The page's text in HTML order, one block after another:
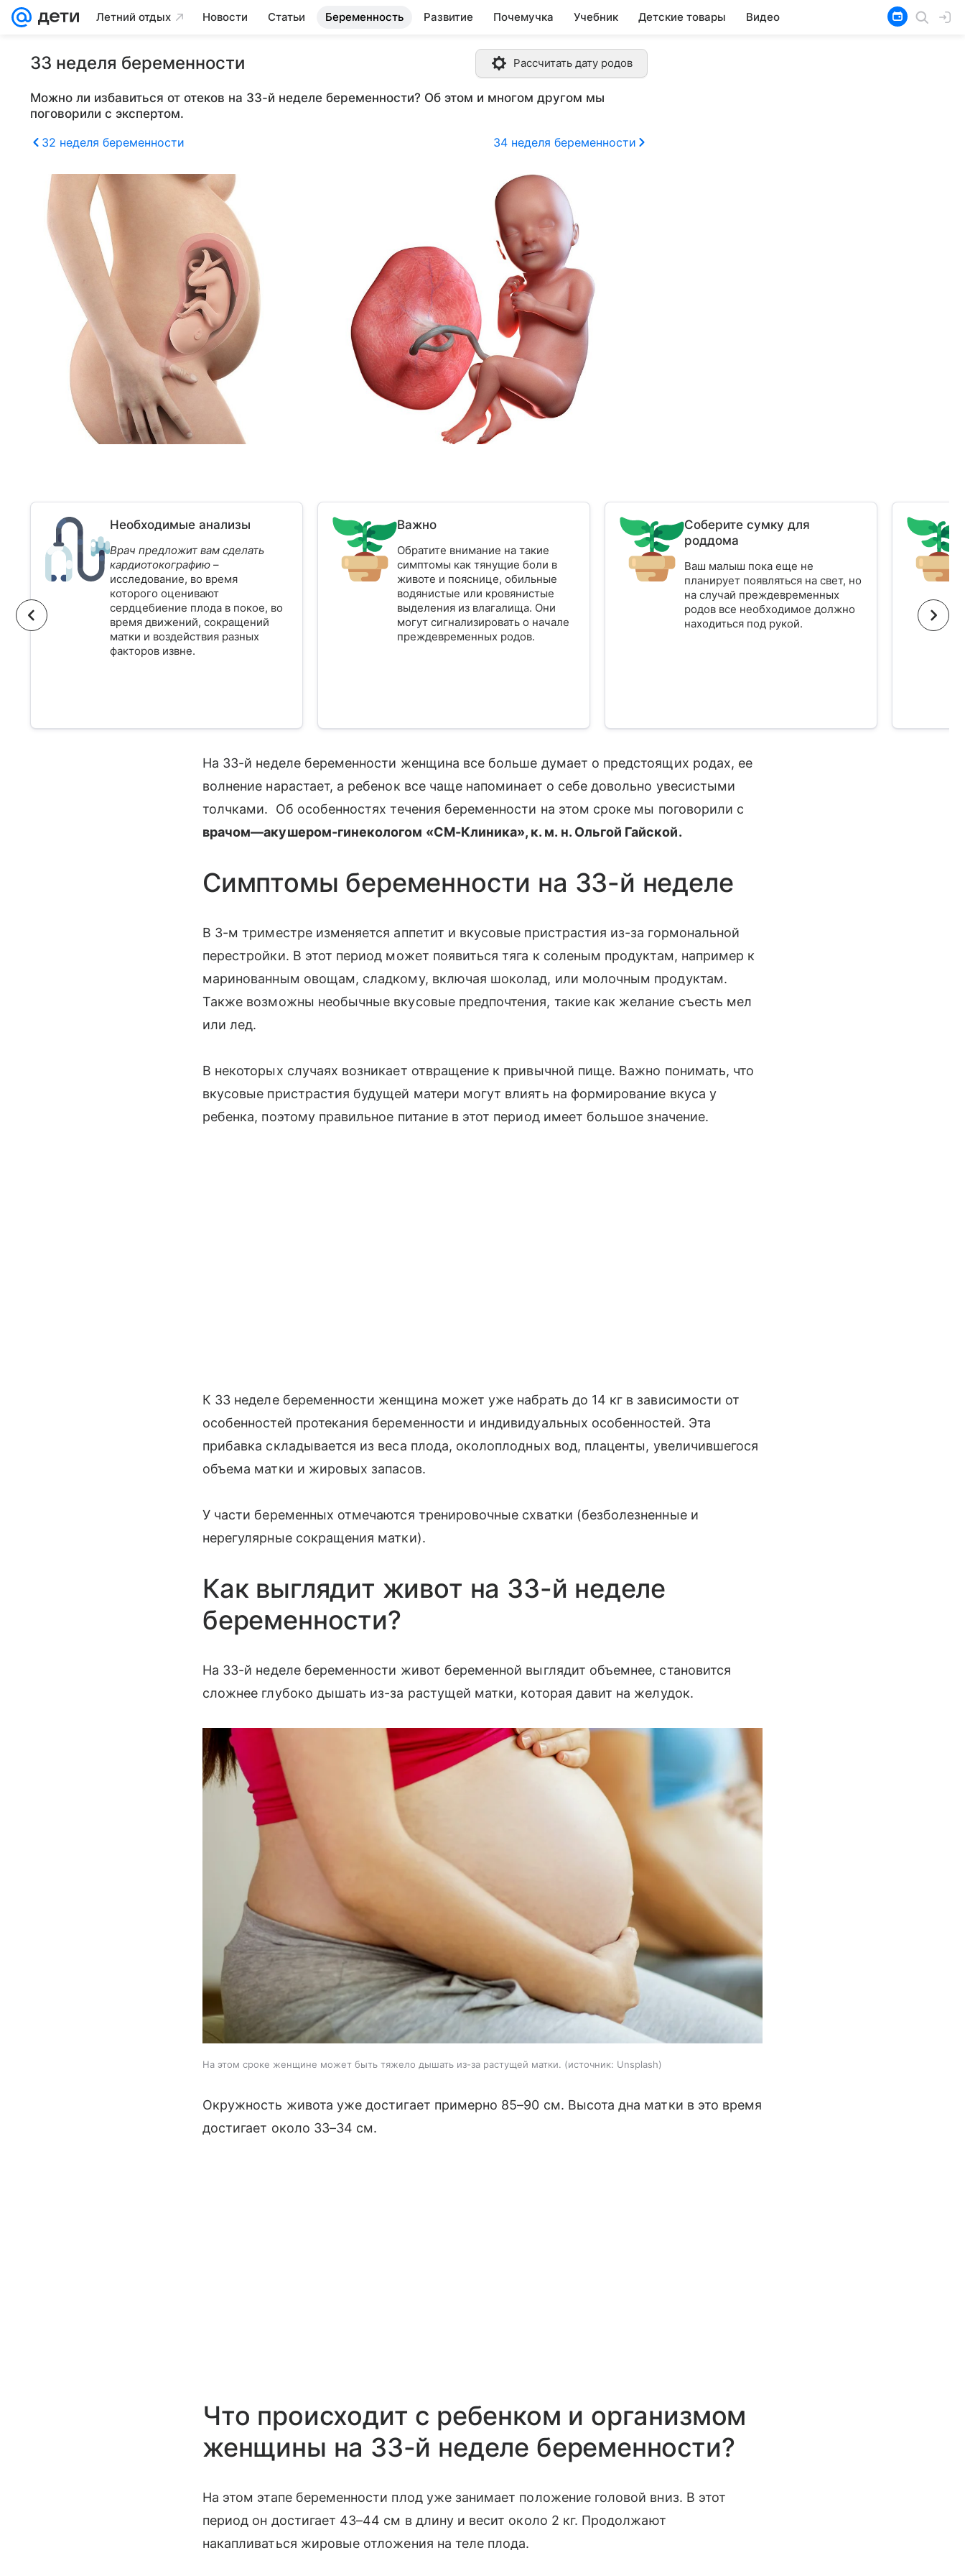
Летний отдых Новости Статьи Беременность Развитие Почемучка Учебник Детские товары Видео
33 неделя беременности Рассчитать дату родов
Можно ли избавиться от отеков на 33-й неделе беременности? Об этом и многом другом мы
поговорили с экспертом.
32 неделя беременности
34 неделя беременности
Необходимые анализы
Врач предложит вам сделать
кардиотокографию –
исследование, во время
которого оценивают
сердцебиение плода в покое, во
время движений, сокращений
матки и воздействия разных
факторов извне.
Важно
Обратите внимание на такие
симптомы как тянущие боли в
животе и пояснице, обильные
водянистые или кровянистые
выделения из влагалища. Они
могут сигнализировать о начале
преждевременных родов.
Соберите сумку для
роддома
Ваш малыш пока еще не
планирует появляться на свет, но
на случай преждевременных
родов все необходимое должно
находиться под рукой.
На 33-й неделе беременности женщина все больше думает о предстоящих родах, ее
волнение нарастает, а ребенок все чаще напоминает о себе довольно увесистыми
толчками. Об особенностях течения беременности на этом сроке мы поговорили с
врачом—акушером-гинекологом «СМ-Клиника», к. м. н. Ольгой Гайской.
Симптомы беременности на 33-й неделе
В 3-м триместре изменяется аппетит и вкусовые пристрастия из-за гормональной
перестройки. В этот период может появиться тяга к соленым продуктам, например к
маринованным овощам, сладкому, включая шоколад, или молочным продуктам.
Также возможны необычные вкусовые предпочтения, такие как желание съесть мел
или лед.
В некоторых случаях возникает отвращение к привычной пище. Важно понимать, что
вкусовые пристрастия будущей матери могут влиять на формирование вкуса у
ребенка, поэтому правильное питание в этот период имеет большое значение.
К 33 неделе беременности женщина может уже набрать до 14 кг в зависимости от
особенностей протекания беременности и индивидуальных особенностей. Эта
прибавка складывается из веса плода, околоплодных вод, плаценты, увеличившегося
объема матки и жировых запасов.
У части беременных отмечаются тренировочные схватки (безболезненные и
нерегулярные сокращения матки).
Как выглядит живот на 33-й неделе
беременности?
На 33-й неделе беременности живот беременной выглядит объемнее, становится
сложнее глубоко дышать из-за растущей матки, которая давит на желудок.
На этом сроке женщине может быть тяжело дышать из-за растущей матки. источник: Unsplash
Окружность живота уже достигает примерно 85–90 см. Высота дна матки в это время
достигает около 33–34 см.
Что происходит с ребенком и организмом
женщины на 33-й неделе беременности?
На этом этапе беременности плод уже занимает положение головой вниз. В этот
период он достигает 43–44 см в длину и весит около 2 кг. Продолжают
накапливаться жировые отложения на теле плода.